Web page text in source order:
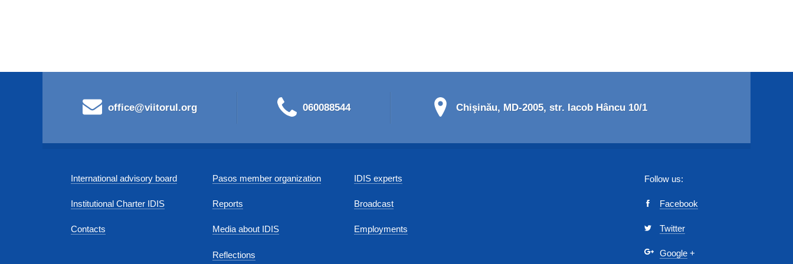
office@viitorul.org 060088544 Chişinău, MD-2005, str. Iacob Hâncu 10/1
International advisory board
Institutional Charter IDIS
Contacts
Pasos member organization
Reports
Media about IDIS
Reflections
IDIS experts
Broadcast
Employments
Follow us:
Facebook
Twitter
Google +